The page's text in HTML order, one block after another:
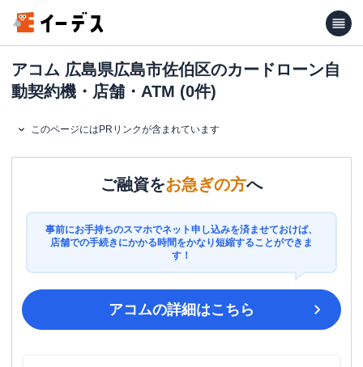
アコム 広島県広島市佐伯区のカードローン自
動契約機・店舗・ATM (0件)
このページにはPRリンクが含まれています
ご融資をお急ぎの方へ
事前にお手持ちのスマホでネット申し込みを済ませておけば、
店舗での手続きにかかる時間をかなり短縮することができま
す！
アコムの詳細はこちら